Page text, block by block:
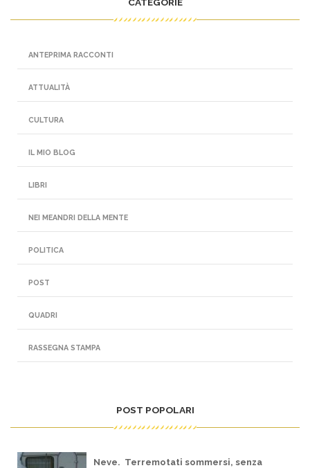
ANTEPRIMA RACCONTI
ATTUALITÀ
CULTURA
IL MIO BLOG
LIBRI
NEI MEANDRI DELLA MENTE
POLITICA
POST
QUADRI
RASSEGNA STAMPA
POST POPOLARI
Neve. Terremotati sommersi, senza